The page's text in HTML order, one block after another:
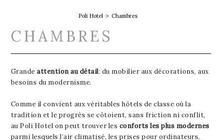
Poli Hotel Chambres
CHAMBRES
Grandeattention au détail: du mobilier aux décorations, aux
besoins du modernisme.
Comme il convient aux véritables hôtels de classe où la
tradition et le progrès se côtoient, sans friction ni conflit,
au Poli Hotel on peut trouver les conforts les plus modernes
parmi lesquels l’air climatisé, les prises pour ordinateurs,